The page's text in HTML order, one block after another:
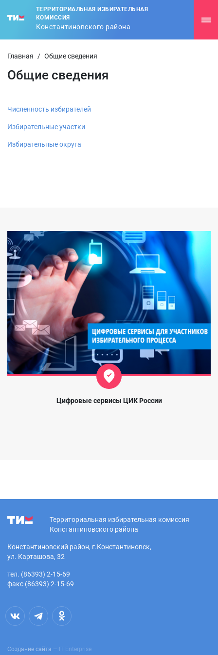
ТЕРРИТОРИАЛЬНАЯ ИЗБИРАТЕЛЬНАЯ
КОМИССИЯ
Константиновского района
Главная / Общие сведения
Общие сведения
Численность избирателей
Избирательные участки
Избирательные округа
Цифровые сервисы ЦИК России
Территориальная избирательная комиссия
Константиновского района
Константиновский район, г.Константиновск,
ул. Карташова, 32
тел. (86393) 2-15-69
факс (86393) 2-15-69
Создание сайта — IT Enterprise